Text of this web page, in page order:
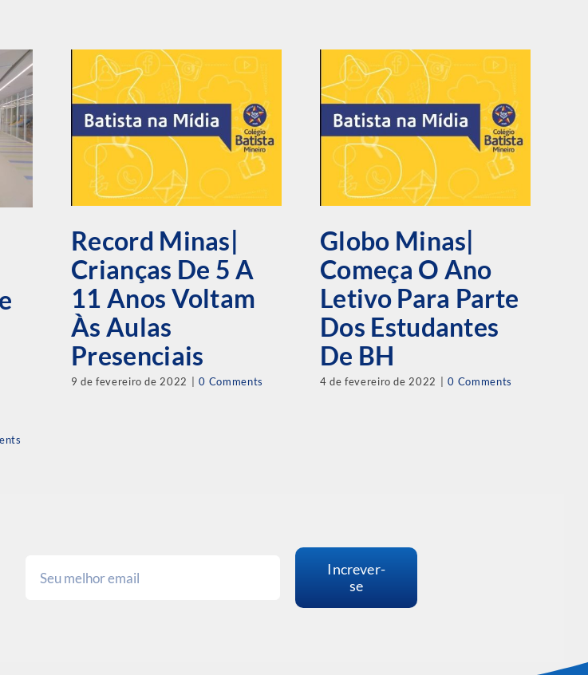
Record Minas|
Crianças De 5 A
11 Anos Voltam
Às Aulas
Presenciais
9 de fevereiro de 2022 | 0 Comments
Globo Minas|
Começa O Ano
Letivo Para Parte
Dos Estudantes
De BH
4 de fevereiro de 2022 | 0 Comments
Increver-
se